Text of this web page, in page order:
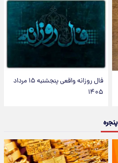
فال روزانه واقعی پنجشنبه ۱۵ مرداد
۱۴۰۵
پنجره